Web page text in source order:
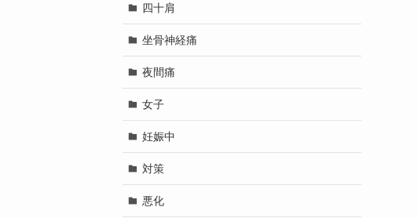
四十肩
坐骨神経痛
夜間痛
女子
妊娠中
対策
悪化